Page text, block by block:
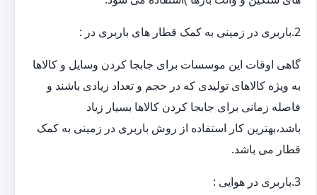
2.باربری در زمینی به کمک قطار های باربری در :
گاهی اوقات این موسسات برای جابجا کردن وسایل و کالاها
به ویژه کالاهای تولیدی که در حجم و تعداد زیادی باشند و
فاصله زمانی برای جابجا کردن کالاها بسیار زیاد
باشد،بهترین کار استفاده از روش باربری در زمینی به کمک
قطار می باشد.
3.باربری در هوایی :